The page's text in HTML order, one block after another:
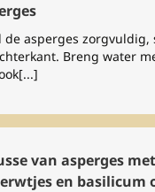
de asperges
Breng water
van asperges
en basilicum